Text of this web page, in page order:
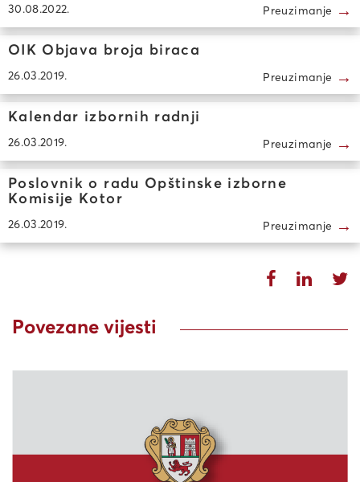
30.08.2022. Preuzimanje →
OIK Objava broja biraca
26.03.2019. Preuzimanje →
Kalendar izbornih radnji
26.03.2019. Preuzimanje →
Poslovnik o radu Opštinske izborne
Komisije Kotor
26.03.2019. Preuzimanje →
Povezane vijesti